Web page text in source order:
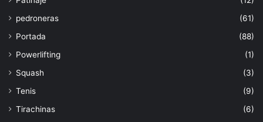
pedroneras
(61)
Portada
(88)
Powerlifting
(1)
Squash
(3)
Tenis
(9)
Tirachinas
(6)